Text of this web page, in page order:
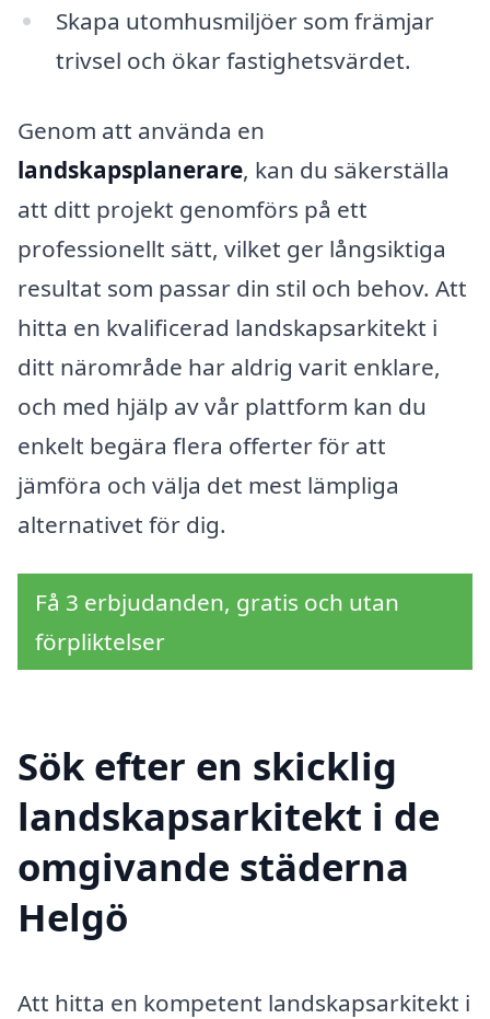
Skapa utomhusmiljöer som främjar
trivsel och ökar fastighetsvärdet.
Genom att använda en
landskapsplanerare, kan du säkerställa
att ditt projekt genomförs på ett
professionellt sätt, vilket ger långsiktiga
resultat som passar din stil och behov. Att
hitta en kvalificerad landskapsarkitekt i
ditt närområde har aldrig varit enklare,
och med hjälp av vår plattform kan du
enkelt begära flera offerter för att
jämföra och välja det mest lämpliga
alternativet för dig.
Få 3 erbjudanden, gratis och utan
förpliktelser
Sök efter en skicklig
landskapsarkitekt i de
omgivande städerna
Helgö
Att hitta en kompetent landskapsarkitekt i